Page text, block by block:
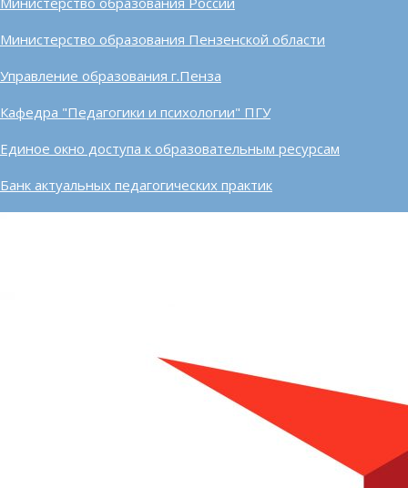
Министерство образования Пензенской области
Управление образования г.Пенза
Кафедра "Педагогики и психологии" ПГУ
Единое окно доступа к образовательным ресурсам
Банк актуальных педагогических практик